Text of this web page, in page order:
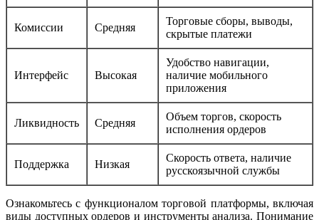
Комиссии Средняя
Торговые сборы, выводы,
скрытые платежи
Интерфейс Высокая
Удобство навигации,
наличие мобильного
приложения
Ликвидность Средняя
Объем торгов, скорость
исполнения ордеров
Поддержка Низкая
Скорость ответа, наличие
русскоязычной службы
Ознакомьтесь с функционалом торговой платформы, включая
виды доступных ордеров и инструменты анализа. Понимание